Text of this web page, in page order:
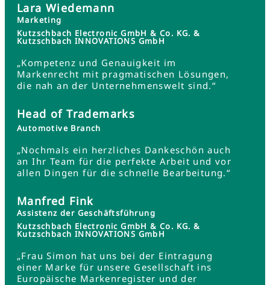
Lara Wiedemann
Marketing
Kutzschbach Electronic GmbH & Co. KG. &
Kutzschbach INNOVATIONS GmbH
„Kompetenz und Genauigkeit im
Markenrecht mit pragmatischen Lösungen,
die nah an der Unternehmenswelt sind.“
Head of Trademarks
Automotive Branch
„Nochmals ein herzliches Dankeschön auch
an Ihr Team für die perfekte Arbeit und vor
allen Dingen für die schnelle Bearbeitung.“
Manfred Fink
Assistenz der Geschäftsführung
Kutzschbach Electronic GmbH & Co. KG. &
Kutzschbach INNOVATIONS GmbH
„Frau Simon hat uns bei der Eintragung
einer Marke für unsere Gesellschaft ins
Europäische Markenregister und der